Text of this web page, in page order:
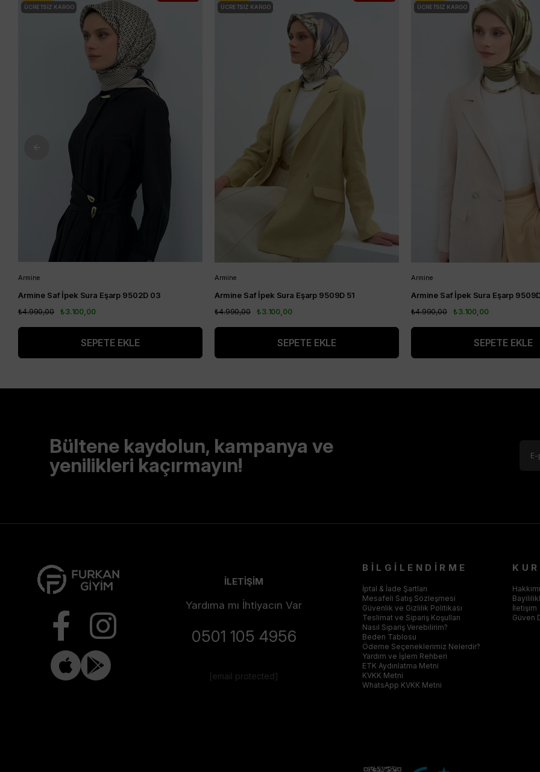
Armine
Armine Saf İpek Sura Eşarp 9502D 03
₺3.100,00
₺4.990,00
SEPETE EKLE
ÜCRETSIZ KARGO
Armine
Armine Saf İpek Sura Eşarp 9509D 51
₺3.100,00
₺4.990,00
SEPETE EKLE
ÜCRETSIZ KARGO
Armine
Armine Saf İpek Sura Eşarp
₺3.100,00
₺4.990,00
SEPETE EKLE
ÜCRETSIZ KARGO
Bültene kaydolun, kampanya ve
yenilikleri kaçırmayın!
İLETİŞİM
Yardıma mı İhtiyacın Var
0501 105 4956
[email protected]
BİLGİLENDİRME
İptal & İade Şartları
Mesafeli Satış Sözleşmesi
Güvenlik ve Gizlilik Politikası
Teslimat ve Sipariş Koşulları
Nasıl Sipariş Verebilirim?
Beden Tablosu
Ödeme Seçeneklerimiz Nelerdir?
Yardım ve İşlem Rehberi
ETK Aydınlatma Metni
KVKK Metni
WhatsApp KVKK Metni
İletişim
Güven